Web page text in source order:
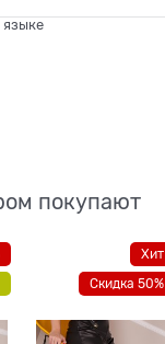
языке
покупают
Хит
Скидка 50%